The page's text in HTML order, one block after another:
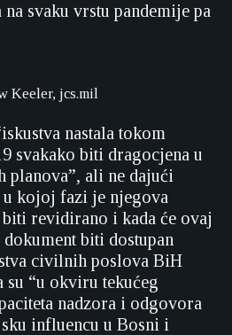
svaku vrstu pandemije pa
Keeler, jcs.mil
nastala tokom
svakako biti dragocjena u
planova”, ali ne dajući
kojoj fazi je njegova
biti revidirano i kada će ovaj
biti dostupan
civilnih poslova BiH
su “u okviru tekućeg
nadzora i odgovora
influencu u Bosni i